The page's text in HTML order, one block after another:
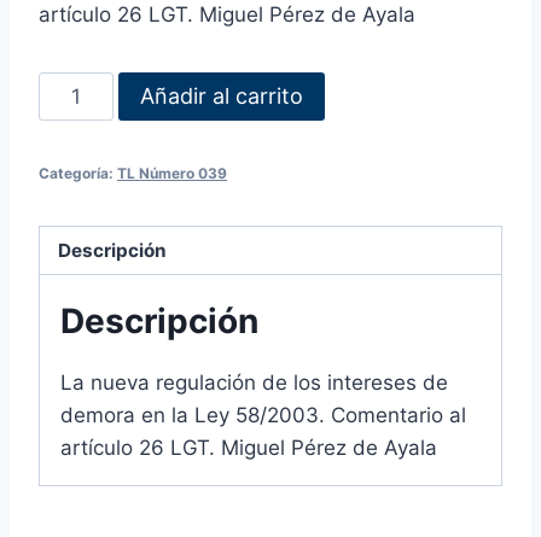
artículo 26 LGT. Miguel Pérez de Ayala
Añadir al carrito
Categoría: TL Número 039
Descripción
Descripción
La nueva regulación de los intereses de
demora en la Ley 58/2003. Comentario al
artículo 26 LGT. Miguel Pérez de Ayala